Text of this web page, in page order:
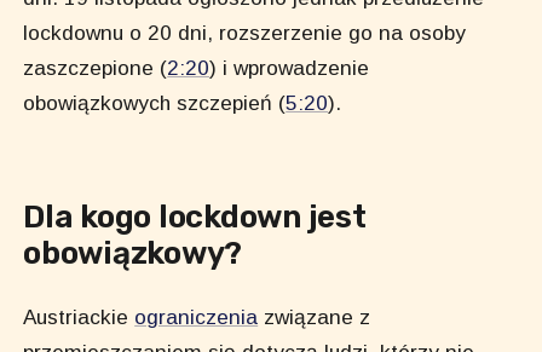
lockdownu o 20 dni, rozszerzenie go na osoby
zaszczepione (2:20) i wprowadzenie
obowiązkowych szczepień (5:20).
Dla kogo lockdown jest
obowiązkowy?
Austriackie ograniczenia związane z